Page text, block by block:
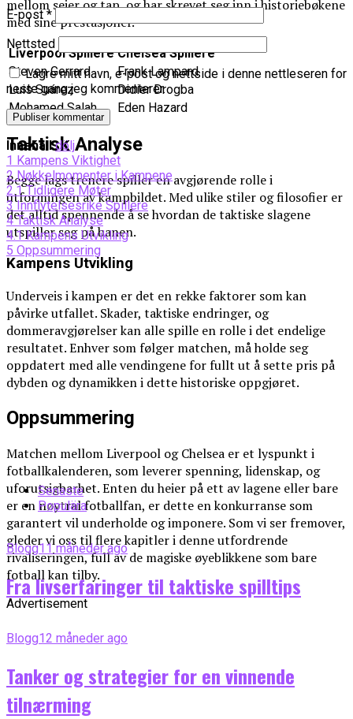
mellom seier og tap, og har skrevet seg inn i historiebøkene
med sine prestasjoner.
Liverpool Spillere Chelsea Spillere
Steven Gerrard
Frank Lampard
Luis Suárez
Didier Drogba
Mohamed Salah
Eden Hazard
Taktisk Analyse
Begge lags trenere spiller en avgjørende rolle i
utformingen av kampbildet. Med ulike stiler og filosofier er
det alltid spennende å se hvordan de taktiske slagene
utspiller seg på banen.
Kampens Utvikling
Underveis i kampen er det en rekke faktorer som kan
påvirke utfallet. Skader, taktiske endringer, og
dommeravgjørelser kan alle spille en rolle i det endelige
resultatet. Enhver som følger matchen, må holde seg
oppdatert med alle vendingene for fullt ut å sette pris på
dybden og dynamikken i dette historiske oppgjøret.
Oppsummering
Matchen mellom Liverpool og Chelsea er et lyspunkt i
fotballkalenderen, som leverer spenning, lidenskap, og
uforutsigbarhet. Enten du heier på ett av lagene eller bare
er en nøytral fotballfan, er dette en konkurranse som
garantert vil underholde og imponere. Som vi ser fremover,
gleder vi oss til flere kapitler i denne utfordrende
rivaliseringen, full av de magiske øyeblikkene som bare
fotball kan tilby.
Advertisement
E-post *
Nettsted
Lagre mitt navn, e-post og nettside i denne nettleseren for
neste gang jeg kommenterer.
Innehåll dölj
1 Kampens Viktighet
2 Nøkkelmomenter i Kampene
2.1 Tidligere Møter
3 Innflytelsesrike Spillere
4 Taktisk Analyse
4.1 Kampens Utvikling
5 Oppsummering
Senaste
Populära
Blogg11 måneder ago
Fra livserfaringer til taktiske spilltips
Blogg12 måneder ago
Tanker og strategier for en vinnende
tilnærming